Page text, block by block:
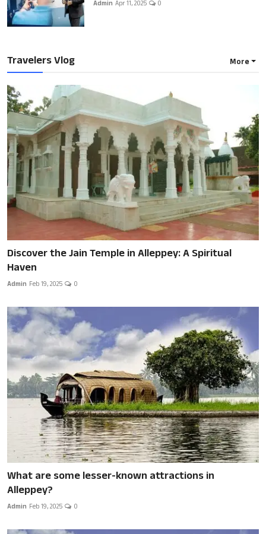
Admin Apr 11, 2025 0
Travelers Vlog More
Discover the Jain Temple in Alleppey: A Spiritual
Haven
Admin Feb 19, 2025 0
What are some lesser-known attractions in
Alleppey?
Admin Feb 19, 2025 0